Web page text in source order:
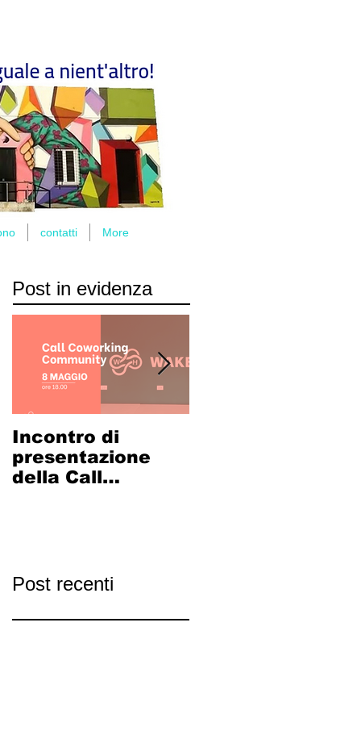
contatti More
Post in evidenza
Incontro di
presentazione
della Call
Post recenti